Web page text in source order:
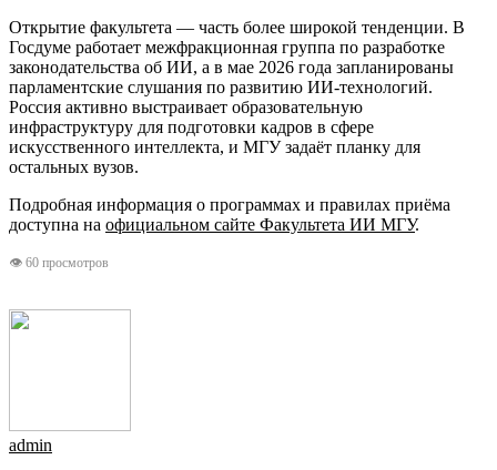
Открытие факультета — часть более широкой тенденции. В
Госдуме работает межфракционная группа по разработке
законодательства об ИИ, а в мае 2026 года запланированы
парламентские слушания по развитию ИИ-технологий.
Россия активно выстраивает образовательную
инфраструктуру для подготовки кадров в сфере
искусственного интеллекта, и МГУ задаёт планку для
остальных вузов.
Подробная информация о программах и правилах приёма
доступна на официальном сайте Факультета ИИ МГУ.
👁 60 просмотров
admin